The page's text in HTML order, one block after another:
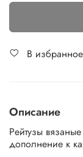
В избранное
Описание
Рейтузы
дополнение к